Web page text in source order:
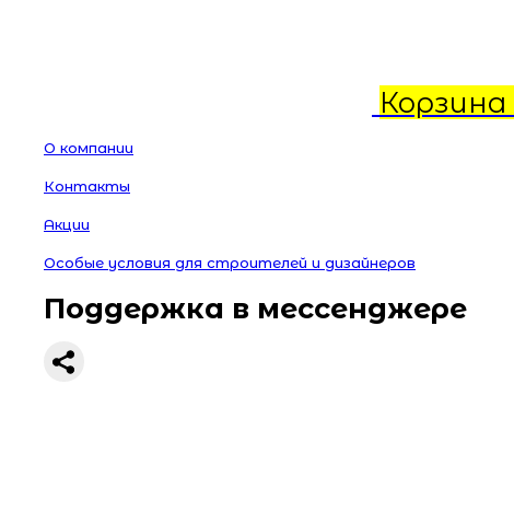
Корзина
О компании
Контакты
Акции
Особые условия для строителей и дизайнеров
Поддержка в мессенджере